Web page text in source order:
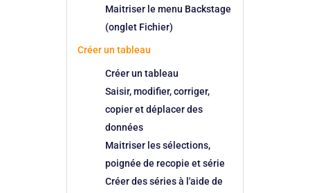
Maitriser le menu Backstage
(onglet Fichier)
Créer un tableau
Créer un tableau
Saisir, modifier, corriger,
copier et déplacer des
données
Maitriser les sélections,
poignée de recopie et série
Créer des séries à l'aide de